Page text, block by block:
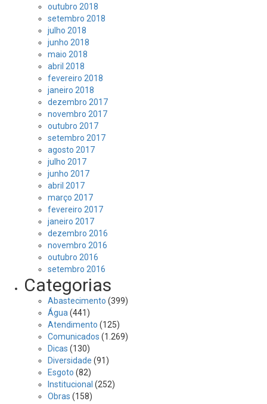
outubro 2018
setembro 2018
julho 2018
junho 2018
maio 2018
abril 2018
fevereiro 2018
janeiro 2018
dezembro 2017
novembro 2017
outubro 2017
setembro 2017
agosto 2017
julho 2017
junho 2017
abril 2017
março 2017
fevereiro 2017
janeiro 2017
dezembro 2016
novembro 2016
outubro 2016
setembro 2016
Categorias
Abastecimento (399)
Água (441)
Atendimento (125)
Comunicados (1.269)
Dicas (130)
Diversidade (91)
Esgoto (82)
Institucional (252)
Obras (158)